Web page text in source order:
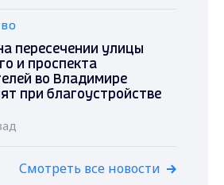
пересечении улицы
и проспекта
во Владимире
при благоустройстве
Смотреть все новости